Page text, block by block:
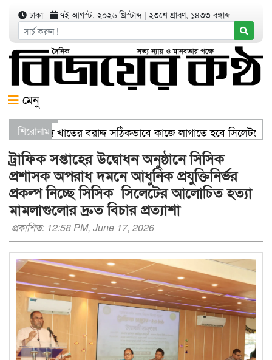
ঢাকা ৭ই আগস্ট, ২০২৬ খ্রিস্টাব্দ| ২৩শে শ্রাবণ, ১৪৩৩ বঙ্গাব্দ
মেনু
শিরোনামস্বাস্থ্য খাতের বরাদ্দ সঠিকভাবে কাজে লাগাতে হবে
যার যেখানে খালি জায়গা আছে, গাছ লাগান — আব্দুল কাইয়ুম চৌধুরী
ট্রাফিক সপ্তাহের উদ্বোধন অনুষ্ঠানে সিসিক
প্রশাসক অপরাধ দমনে আধুনিক প্রযুক্তিনির্ভর
প্রকল্প নিচ্ছে সিসিক সিলেটের আলোচিত হত্যা
মামলাগুলোর দ্রুত বিচার প্রত্যাশা
প্রকাশিত: 12:58 PM, June 17, 2026